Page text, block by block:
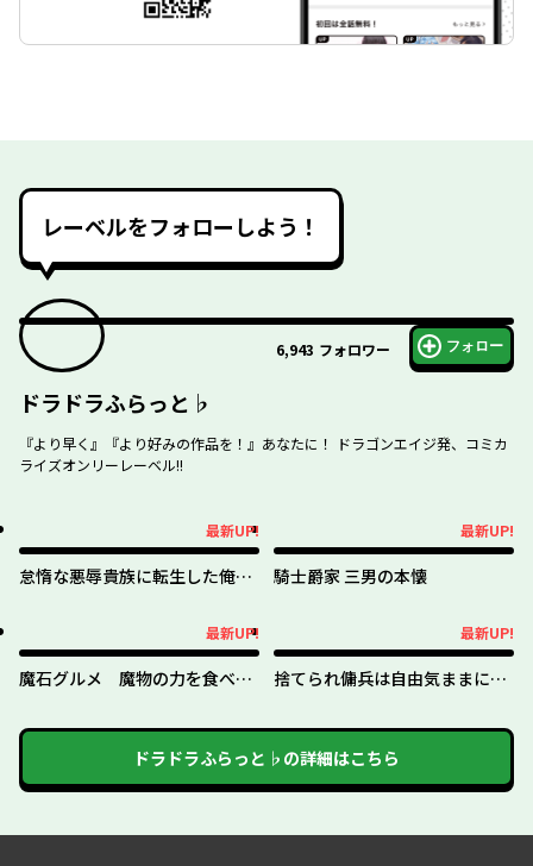
レーベルをフォローしよう！
6,943 フォロワー フォロー
ドラドラふらっと♭
『より早く』『より好みの作品を！』あなたに！ ドラゴンエイジ発、コミカ
ライズオンリーレーベル!!
最新UP!
怠惰な悪辱貴族に転生した俺、
最新UP!
騎士爵家 三男の本懐
最新UP!
魔石グルメ 魔物の力を食べた
最新UP!
捨てられ傭兵は自由気ままに生
ドラドラふらっと♭ の詳細はこちら